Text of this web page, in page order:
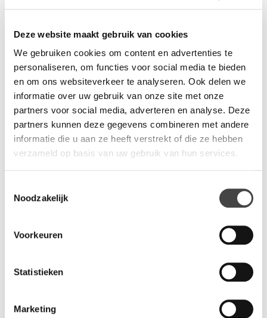
Deze website maakt gebruik van cookies
We gebruiken cookies om content en advertenties te
personaliseren, om functies voor social media te bieden
en om ons websiteverkeer te analyseren. Ook delen we
informatie over uw gebruik van onze site met onze
partners voor social media, adverteren en analyse. Deze
partners kunnen deze gegevens combineren met andere
informatie die u aan ze heeft verstrekt of die ze hebben
verzameld op basis van uw gebruik van hun services.
Noodzakelijk
Voorkeuren
Statistieken
Marketing
Duo slinger bureau
Dit duo slinger zit/zit bureau
Elektrisch verstelbaar Duo
zit sta bureau Ive duo
Duo werkplek Ive zit/sta met
charger in de bediening. Een
excl. BTW